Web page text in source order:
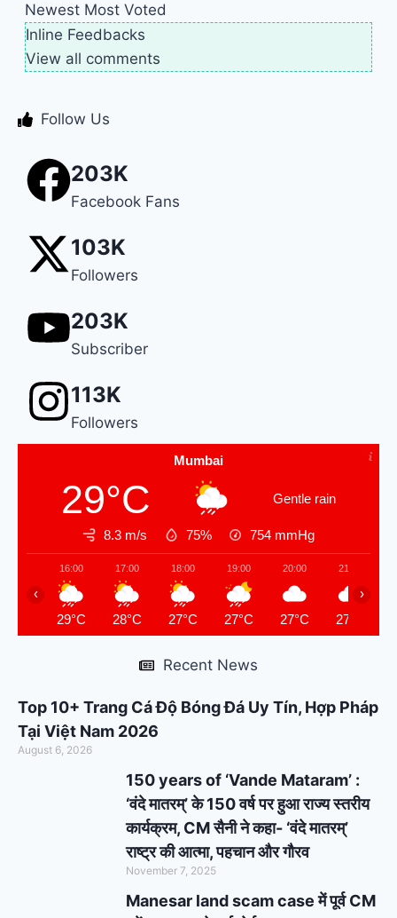
Newest Most Voted
Inline Feedbacks
View all comments
Follow Us
203K
Facebook Fans
103K
Followers
203K
Subscriber
113K
Followers
Mumbai
29°C Gentle rain
8.3 m/s 75% 754 mmHg
16:00
29°C
17:00
28°C
18:00
27°C
19:00
27°C
20:00
27°C
21:00
27°C
‹ ›
Recent News
Top 10+ Trang Cá Độ Bóng Đá Uy Tín, Hợp Pháp
Tại Việt Nam 2026
August 6, 2026
150 years of ‘Vande Mataram’ :
‘वंदे मातरम्’ के 150 वर्ष पर हुआ राज्य स्तरीय
कार्यक्रम, CM सैनी ने कहा- ‘वंदे मातरम्’
राष्ट्र की आत्मा, पहचान और गौरव
November 7, 2025
Manesar land scam case में पूर्व CM